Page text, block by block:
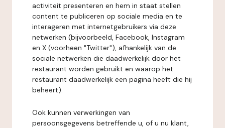
activiteit presenteren en hem in staat stellen
content te publiceren op sociale media en te
interageren met internetgebruikers via deze
netwerken (bijvoorbeeld, Facebook, Instagram
en X (voorheen "Twitter"), afhankelijk van de
sociale netwerken die daadwerkelijk door het
restaurant worden gebruikt en waarop het
restaurant daadwerkelijk een pagina heeft die hij
beheert).
Ook kunnen verwerkingen van
persoonsgegevens betreffende u, of u nu klant,